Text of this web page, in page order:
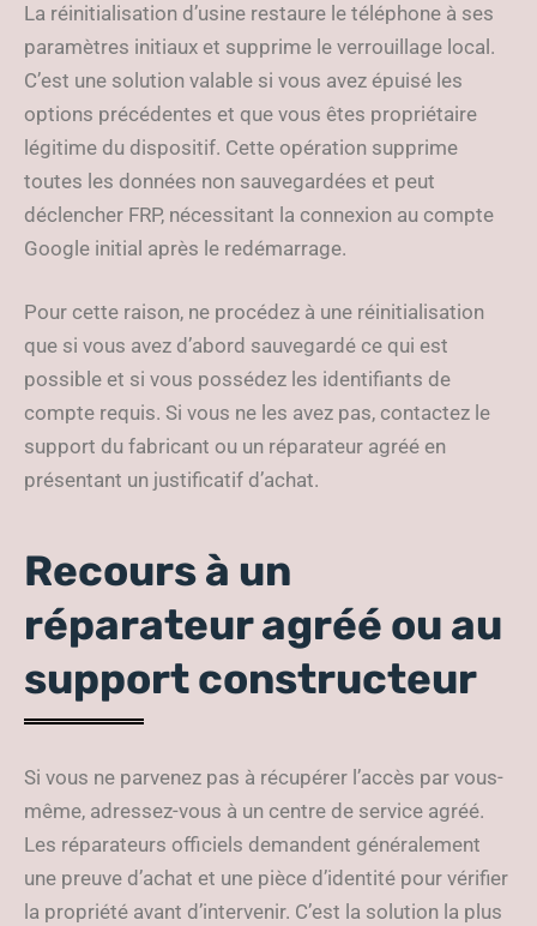
La réinitialisation d’usine restaure le téléphone à ses
paramètres initiaux et supprime le verrouillage local.
C’est une solution valable si vous avez épuisé les
options précédentes et que vous êtes propriétaire
légitime du dispositif. Cette opération supprime
toutes les données non sauvegardées et peut
déclencher FRP, nécessitant la connexion au compte
Google initial après le redémarrage.
Pour cette raison, ne procédez à une réinitialisation
que si vous avez d’abord sauvegardé ce qui est
possible et si vous possédez les identifiants de
compte requis. Si vous ne les avez pas, contactez le
support du fabricant ou un réparateur agréé en
présentant un justificatif d’achat.
Recours à un
réparateur agréé ou au
support constructeur
Si vous ne parvenez pas à récupérer l’accès par vous-
même, adressez-vous à un centre de service agréé.
Les réparateurs officiels demandent généralement
une preuve d’achat et une pièce d’identité pour vérifier
la propriété avant d’intervenir. C’est la solution la plus